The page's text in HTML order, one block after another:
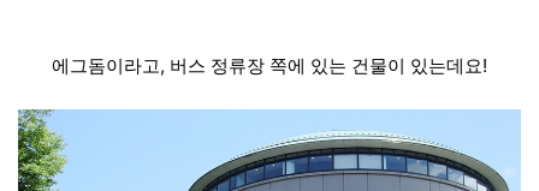
에그돔이라고, 버스 정류장 쪽에 있는 건물이 있는데요!